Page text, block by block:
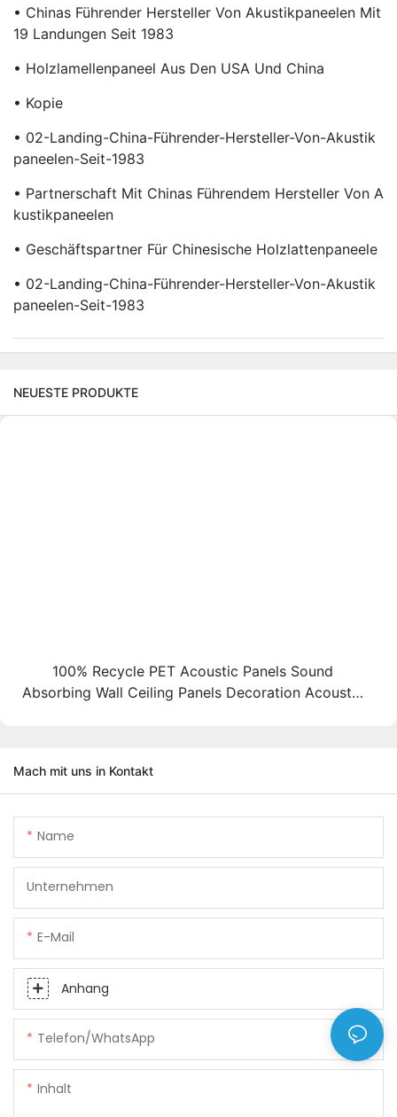
• Chinas Führender Hersteller Von Akustikpaneelen Mit
19 Landungen Seit 1983
• Holzlamellenpaneel Aus Den USA Und China
• Kopie
• 02-Landing-China-Führender-Hersteller-Von-Akustik
Paneelen-Seit-1983
• Partnerschaft Mit Chinas Führendem Hersteller Von A
Kustikpaneelen
• Geschäftspartner Für Chinesische Holzlattenpaneele
• 02-Landing-China-Führender-Hersteller-Von-Akustik
Paneelen-Seit-1983
NEUESTE PRODUKTE
100% Recycle PET Acoustic Panels Sound
Absorbing Wall Ceiling Panels Decoration Acoustic
Mach mit uns in Kontakt
Name
Unternehmen
E-Mail
Anhang
Telefon/WhatsApp
Inhalt